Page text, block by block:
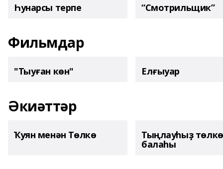
Һунарсы терпе “Смотрильщик”
Фильмдар
"Тыуған көн" Елғыуар
Әкиәттәр
Ҡуян менән Төлкө Тыңлауһыҙ төлкө
балаһы